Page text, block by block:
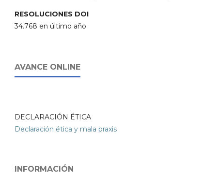
RESOLUCIONES DOI
34.768 en último año
AVANCE ONLINE
DECLARACIÓN ÉTICA
Declaración ética y mala praxis
INFORMACIÓN